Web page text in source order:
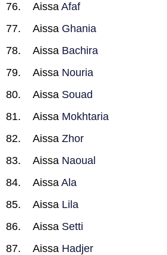
Aissa Afaf
Aissa Ghania
Aissa Bachira
Aissa Nouria
Aissa Souad
Aissa Mokhtaria
Aissa Zhor
Aissa Naoual
Aissa Ala
Aissa Lila
Aissa Setti
Aissa Hadjer